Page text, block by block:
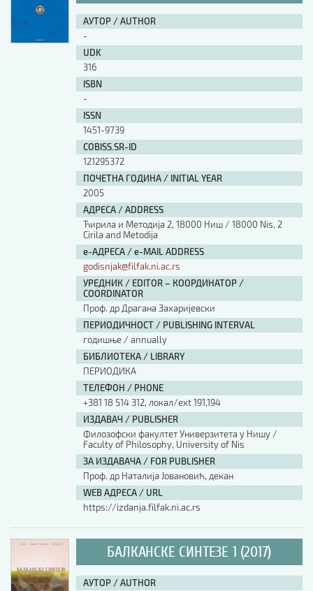
АУТОР / AUTHOR
-
UDK
316
ISBN
-
ISSN
1451-9739
COBISS.SR-ID
121295372
ПОЧЕТНА ГОДИНА / INITIAL YEAR
2005
АДРЕСА / ADDRESS
Ћирила и Методија 2, 18000 Ниш / 18000 Nis, 2
Cirila and Metodija
е-АДРЕСА / e-MAIL ADDRESS
godisnjak@filfak.ni.ac.rs
УРЕДНИК / EDITOR – КООРДИНАТОР /
COORDINATOR
Проф. др Драгана Захаријевски
ПЕРИОДИЧНОСТ / PUBLISHING INTERVAL
годишње / annually
БИБЛИОТЕКА / LIBRARY
ПЕРИОДИКА
ТЕЛЕФОН / PHONE
+381 18 514 312, локал/ext 191,194
ИЗДАВАЧ / PUBLISHER
Филозофски факултет Универзитета у Нишу /
Faculty of Philosophy, University of Nis
ЗА ИЗДАВАЧА / FOR PUBLISHER
Проф. др Наталија Јовановић, декан
WEB АДРЕСА / URL
https://izdanja.filfak.ni.ac.rs
БАЛКАНСКЕ СИНТЕЗЕ 1 (2017)
АУТОР / AUTHOR